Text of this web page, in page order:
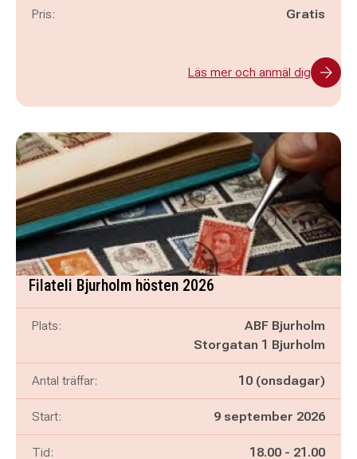
Pris: Gratis
Läs mer och anmäl dig
Filateli Bjurholm hösten 2026
Plats:
ABF Bjurholm
Storgatan 1 Bjurholm
Antal träffar: 10 (onsdagar)
Start: 9 september 2026
Tid: Pågår mellan
18.00 - och
21.00